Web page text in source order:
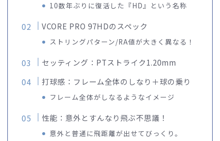
10数年ぶりに復活した『HD』という名称
VCORE PRO 97HDのスペック
ストリングパターン/RA値が大きく異なる！
セッティング：PTストライク1.20mm
打球感：フレーム全体のしなり＋球の乗り
フレーム全体がしなるようなイメージ
性能：意外とすんなり飛ぶ不思議！
意外と普通に飛距離が出せてびっくり。